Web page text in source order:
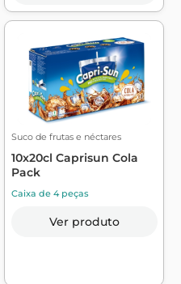
Suco de frutas e néctares
10x20cl Caprisun Cola
Pack
Caixa de 4 peças
Ver produto